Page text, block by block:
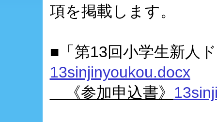
項を掲載します。
■「第13回小学生新人
13sinjinyoukou.docx
《参加申込書》